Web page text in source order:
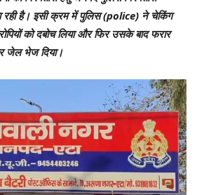
है। इसी क्रम में पुलिस (police) ने चेकिंग
को दबोच लिया और फिर उसके बाद फरार
जेल भेज दिया।